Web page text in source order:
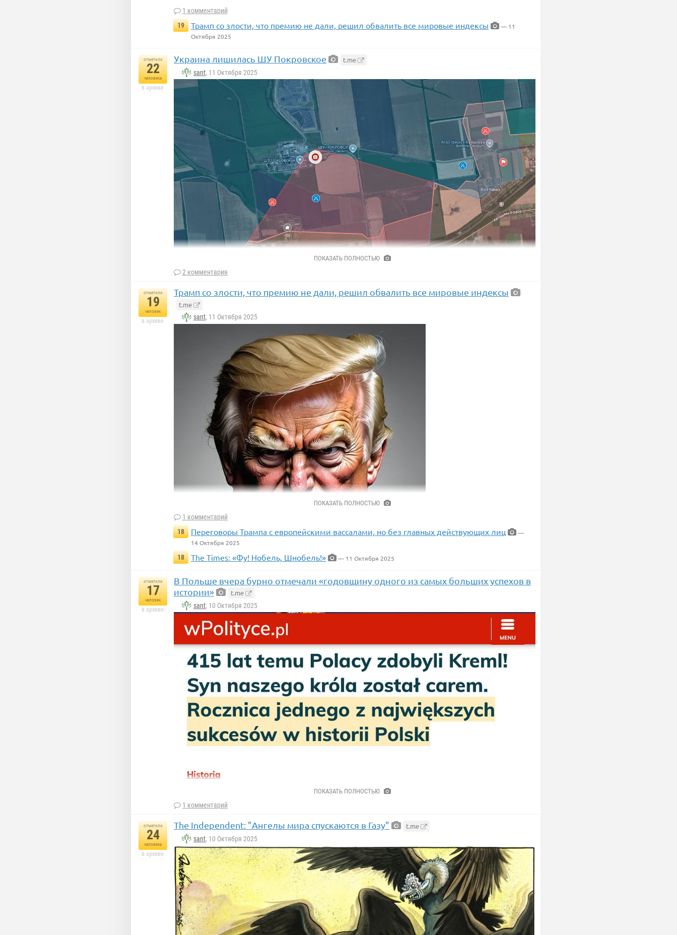
Само собой, главной темой карикатуристов западных газет сегодня является не получивший
заслуженную премию Трамп.
Вот The Times, к примеру, рисует его в виде египетского сфинкса в кепке «Сделаем Газу снова
великой!» и словами: «Фу! Нобель, Шнобель!»
1 комментарий
19
Трамп со злости, что премию не дали, решил обвалить все мировые индексы
— 11
Октября 2025
отметили
22
человека
в архиве
Украина лишилась ШУ Покровское t.me
sant, 11 Октября 2025
Украина лишилась ШУ (шахтное управление) Покровское. На данный момент это было одно из
крупнейших и наиболее перспективных предприятий угольной промышленности Украины.
Потеря этого месторождения означает жирный минус на всей металлургии Украины.
ПОКАЗАТЬ ПОЛНОСТЬЮ
2 комментария
отметили
19
человек
в архиве
Трамп со злости, что премию не дали, решил обвалить все мировые индексы
t.me
sant, 11 Октября 2025
Трамп со злости, что премию не дали, решил обвалить все мировые индексы.
Это было не сложно. Пригрозил ввести дополнительные 100% пошлины США на Китай со
следующего месяца, обвинив Пекин в «крайне враждебных» действиях по ограничению экспорта
редкоземельных металлов, необходимых для американской промышленности.
Я вам покажу, гады, как мне премию не давать!!!
Скоро эту премию будут раздавать уборщицам, лишь бы не Трампу. 😂
ПОКАЗАТЬ ПОЛНОСТЬЮ
1 комментарий
18
Переговоры Трампа с европейскими вассалами, но без главных действующих лиц
—
14 Октября 2025
18
The Times: «Фу! Нобель, Шнобель!» — 11 Октября 2025
отметили
17
человек
в архиве
В Польше вчера бурно отмечали «годовщину одного из самых больших успехов в
истории»
t.me
sant, 10 Октября 2025
ПОКАЗАТЬ ПОЛНОСТЬЮ
1 комментарий
отметили
24
человека
в архиве
The Independent: "Ангелы мира спускаются в Газу" t.me
sant, 10 Октября 2025